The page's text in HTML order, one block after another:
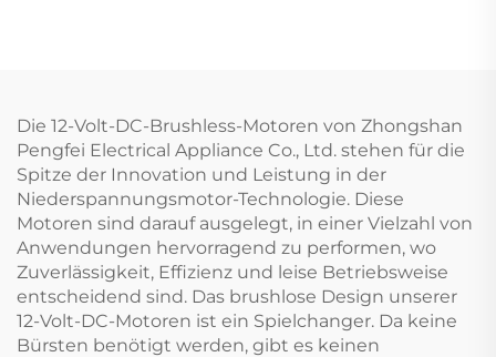
Die 12-Volt-DC-Brushless-Motoren von Zhongshan
Pengfei Electrical Appliance Co., Ltd. stehen für die
Spitze der Innovation und Leistung in der
Niederspannungsmotor-Technologie. Diese
Motoren sind darauf ausgelegt, in einer Vielzahl von
Anwendungen hervorragend zu performen, wo
Zuverlässigkeit, Effizienz und leise Betriebsweise
entscheidend sind. Das brushlose Design unserer
12-Volt-DC-Motoren ist ein Spielchanger. Da keine
Bürsten benötigt werden, gibt es keinen